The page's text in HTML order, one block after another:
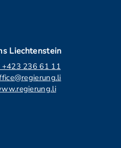
Liechtenstein
+423 236 61 11